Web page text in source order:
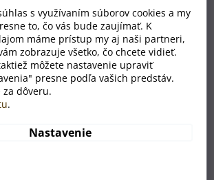
s využívaním súborov cookies a my
to, čo vás bude zaujímať. K
máme prístup my aj naši partneri,
zobrazuje všetko, čo chcete vidieť.
môžete nastavenie upraviť
presne podľa vašich predstáv.
dôveru.
.
Nastavenie
ako tisíc slov. Sú
to vaše príbehy.